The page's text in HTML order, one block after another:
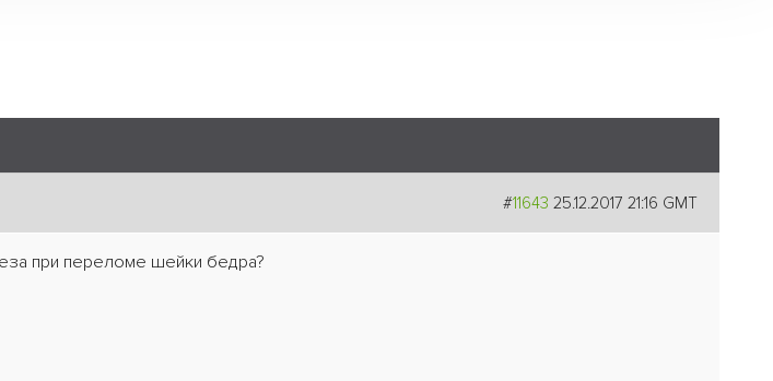
#11643 25.12.2017 21:16 GMT
при переломе шейки бедра?